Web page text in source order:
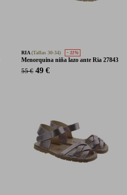
RIA(Tallas 30-34) - 11%
Menorquina niña lazo ante Ria 27843
55 € 49 €